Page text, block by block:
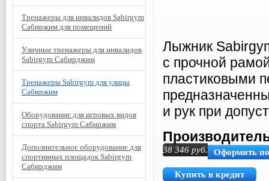
Лыжник
с прочной
пластиковыми
и рук при
38 346 руб. Оформить
Купить в кредит
Тренажеры для инвалидов Sabirgym
Сабиржим для помещений
Уличные тренажеры для инвалидов
Sabirgym Сабирджим
Тренажеры Sabirgym для улицы
Сабиржим
Оборудование для игровых видов
спорта Sabirgym Сабиржим
Дополнительное оборудование для
спортивных площадок Sabirgym
Сабирджим